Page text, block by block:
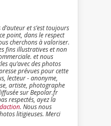
et s’est toujours
point, dans le respect
cherchons à valoriser.
fins illustratives et non
et nous
qu’avec des photos
prévues pour cette
lecteur - anonyme,
artiste, photographe
sur Bepolar.fr
respectés, ayez la
. Nous nous
litigieuses. Merci